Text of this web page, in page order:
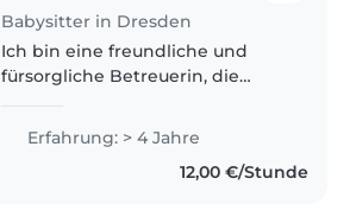
Babysitter in Dresden
Ich bin eine freundliche und
fürsorgliche Betreuerin, die
Deutsch und Arabisch und habe
Erfahrung mit Babys,
Erfahrung: > 4 Jahre
12,00 €/Stunde